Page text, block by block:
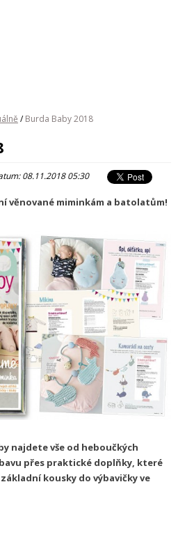
/ Burda Baby 2018
08.11.2018 05:30
věnované miminkám a batolatům!
najdete vše od heboučkých
přes praktické doplňky, které
kousky do výbavičky ve